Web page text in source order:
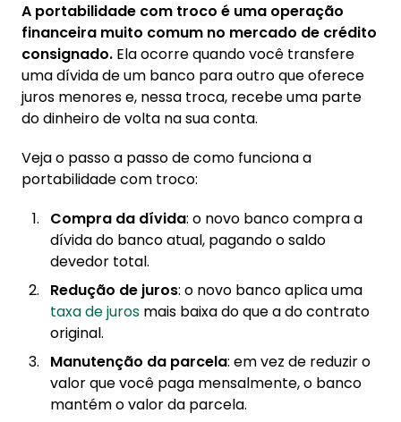
A portabilidade com troco é uma operação
financeira muito comum no mercado de crédito
consignado. Ela ocorre quando você transfere
uma dívida de um banco para outro que oferece
juros menores e, nessa troca, recebe uma parte
do dinheiro de volta na sua conta.
Veja o passo a passo de como funciona a
portabilidade com troco:
Compra da dívida: o novo banco compra a
dívida do banco atual, pagando o saldo
devedor total.
Redução de juros: o novo banco aplica uma
taxa de juros mais baixa do que a do contrato
original.
Manutenção da parcela: em vez de reduzir o
valor que você paga mensalmente, o banco
mantém o valor da parcela.